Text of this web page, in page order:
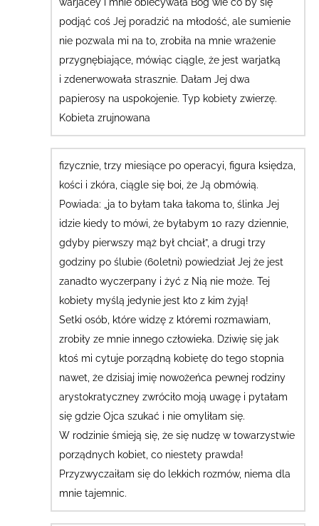
podjąć coś Jej poradzić na młodość , ale sumienie
nie pozwala mi na to, zrobiła na mnie wrażenie
przygnębiające, mówiąc ciągle, że jest warjatką
i zdenerwowała strasznie. Dałam Jej dwa
papierosy na uspokojenie. Typ kobiety zwierzę.
Kobieta zrujnowana
fizycznie, trzy miesiące po operacyi, figura księdza,
kości i zkóra, ciągle się boi, że Ją obmówią.
Powiada: „ja to byłam taka łakoma to, ślinka Jej
idzie kiedy to mówi, że byłabym 10 razy dziennie,
gdyby pierwszy mąż był chciał”, a drugi trzy
godziny po ślubie (60letni) powiedział Jej że jest
zanadto wyczerpany i żyć z Nią nie może. Tej
kobiety myślą jedynie jest kto z kim żyją!
Setki osób, które widzę z któremi rozmawiam,
zrobiły ze mnie innego człowieka. Dziwię się jak
ktoś mi cytuje porządną kobietę do tego stopnia
nawet, że dzisiaj imię nowożeńca pewnej rodziny
arystokratyczney zwróciło moją uwagę i pytałam
się gdzie Ojca szukać i nie omyliłam się.
W rodzinie śmieją się, że się nudzę w towarzystwie
porządnych kobiet, co niestety prawda!
Przyzwyczaiłam się do lekkich rozmów, niema dla
mnie tajemnic.